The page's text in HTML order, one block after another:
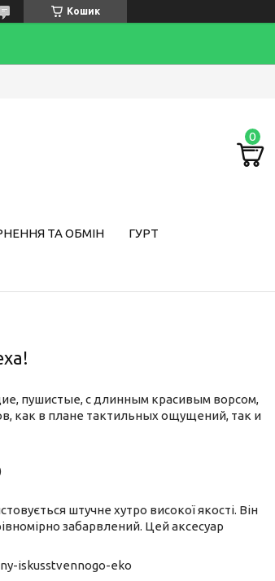
Кошик
ТА ОБМІН ГУРТ
пушистые, с длинным красивым ворсом,
как в плане тактильных ощущений, так и
штучне хутро високої якості. Він
забарвлений. Цей аксесуар
iskusstvennogo-eko